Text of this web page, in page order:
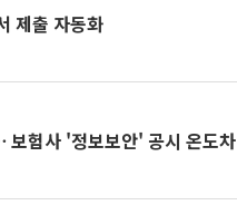
제출 자동화
험사 '정보보안' 공시 온도차